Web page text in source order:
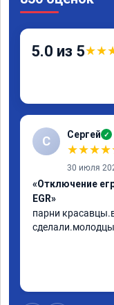
5.0 из 5★★
С Сергей ✓
★★★★
30 июля
«Отключение
EGR»
парни